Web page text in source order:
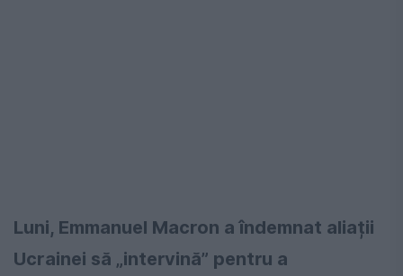
Luni, Emmanuel Macron a îndemnat aliații
Ucrainei să „intervină” pentru a